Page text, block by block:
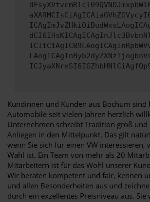
Kundinnen und Kunden aus Bochum sind
Automobile seit vielen Jahren herzlich
Unternehmen schreibt Tradition groß und
Anliegen in den Mittelpunkt. Das gilt
wenn Sie sich für einen VW interessieren,
Wahl ist. Ein Team von mehr als 20
Mitarbeitern ist für das Wohl unserer
Wir beraten kompetent und fair, kennen
und allen Besonderheiten aus und
durch ein exzellentes Preisniveau aus. Sie